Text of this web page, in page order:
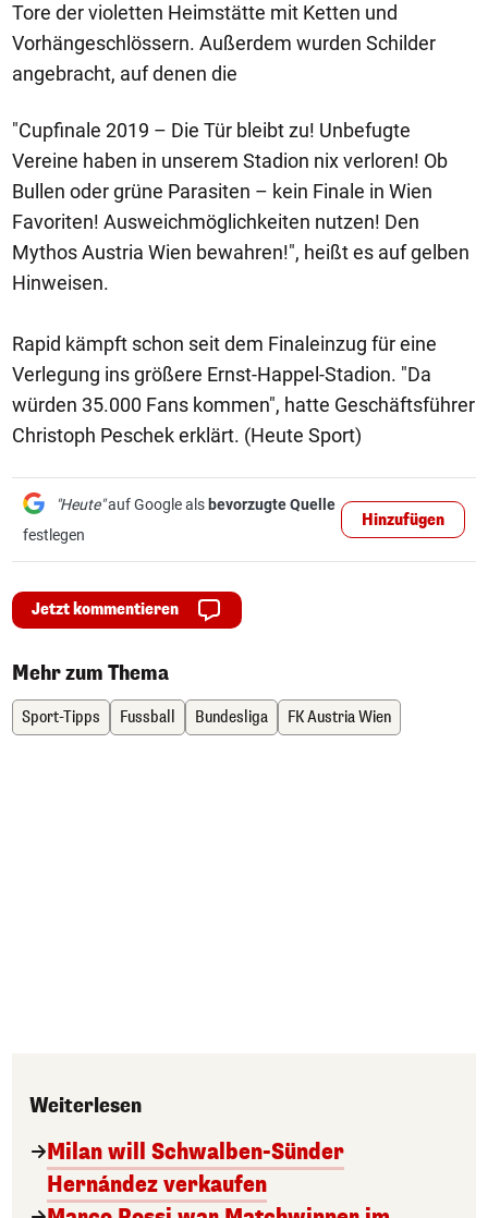
Tore der violetten Heimstätte mit Ketten und
Vorhängeschlössern. Außerdem wurden Schilder
angebracht, auf denen die
"Cupfinale 2019 – Die Tür bleibt zu! Unbefugte
Vereine haben in unserem Stadion nix verloren! Ob
Bullen oder grüne Parasiten – kein Finale in Wien
Favoriten! Ausweichmöglichkeiten nutzen! Den
Mythos Austria Wien bewahren!", heißt es auf gelben
Hinweisen.
Rapid kämpft schon seit dem Finaleinzug für eine
Verlegung ins größere Ernst-Happel-Stadion. "Da
würden 35.000 Fans kommen", hatte Geschäftsführer
Christoph Peschek erklärt. (Heute Sport)
"Heute"auf Google als bevorzugte Quelle
festlegen
Hinzufügen
Jetzt kommentieren
Mehr zum Thema
Sport-Tipps Fussball Bundesliga FK Austria Wien
Weiterlesen
Milan will Schwalben-Sünder
Hernández verkaufen